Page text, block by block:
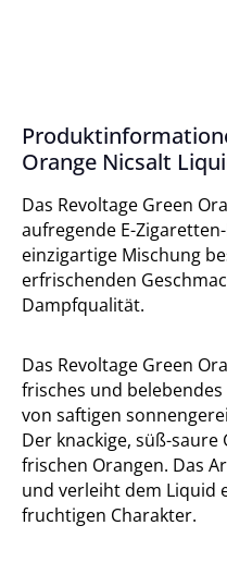
Orange Nicsalt
Das Revoltage Green
aufregende E-
einzigartige Mischung
erfrischenden
Dampfqualität.
Das Revoltage Green
frisches und
von saftigen
Der knackige, süß-saure
frischen Orangen. Das
und verleiht dem Liquid
fruchtigen Charakter.